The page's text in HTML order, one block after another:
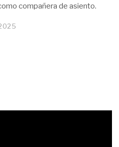
compañera de asiento.